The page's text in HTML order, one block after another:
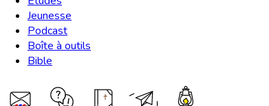
Jeunesse
Podcast
Boîte à outils
Bible